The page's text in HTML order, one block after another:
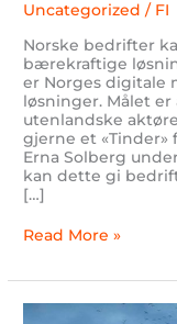
Uncategorized / FI
Norske bedrifter
bærekraftige
er Norges digitale
løsninger. Målet
utenlandske
gjerne et
Erna Solberg
kan dette gi
[…]
Read More »